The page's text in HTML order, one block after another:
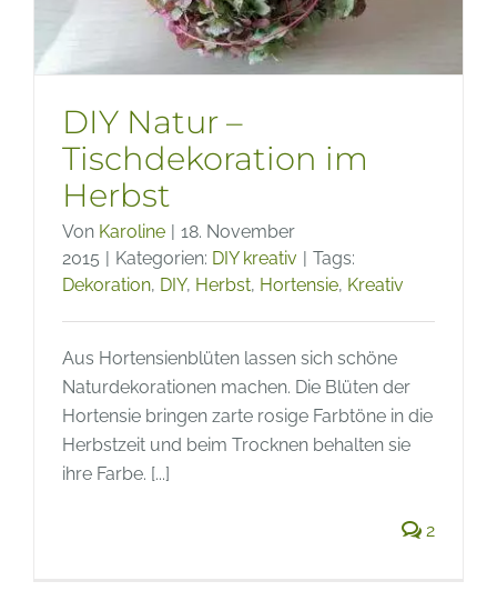
DIY Natur –
Tischdekoration im
Herbst
Von Karoline | 18. November
2015 | Kategorien: DIY kreativ | Tags:
Dekoration, DIY, Herbst, Hortensie, Kreativ
Aus Hortensienblüten lassen sich schöne
Naturdekorationen machen. Die Blüten der
Hortensie bringen zarte rosige Farbtöne in die
Herbstzeit und beim Trocknen behalten sie
ihre Farbe. [...]
2